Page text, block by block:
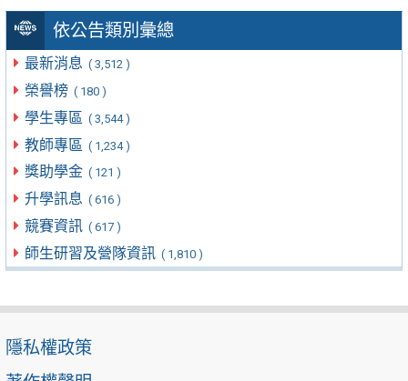
依公告類別彙總
最新消息 ( 3,512 )
榮譽榜 ( 180 )
學生專區 ( 3,544 )
教師專區 ( 1,234 )
獎助學金 ( 121 )
升學訊息 ( 616 )
競賽資訊 ( 617 )
師生研習及營隊資訊 ( 1,810 )
隱私權政策